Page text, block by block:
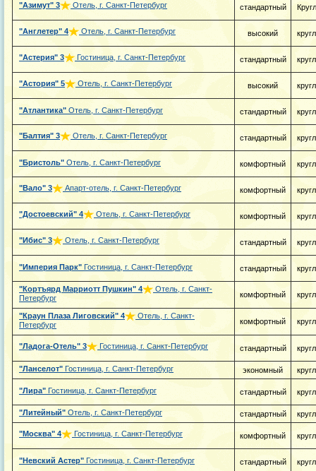
"Азимут" 3 Отель, г. Санкт-Петербург стандартный
"Англетер" 4 Отель, г. Санкт-Петербург высокий
"Астерия" 3 Гостиница, г. Санкт-Петербург стандартный
"Астория" 5 Отель, г. Санкт-Петербург высокий
"Атлантика" Отель, г. Санкт-Петербург стандартный
"Балтия" 3 Отель, г. Санкт-Петербург стандартный
"Бристоль" Отель, г. Санкт-Петербург комфортный
"Вало" 3 Апарт-отель, г. Санкт-Петербург комфортный
"Достоевский" 4 Отель, г. Санкт-Петербург комфортный
"Ибис" 3 Отель, г. Санкт-Петербург стандартный
"Империя Парк" Гостиница, г. Санкт-Петербург стандартный
"Кортъярд Марриотт Пушкин" 4
Отель, г. Санкт-
Петербург
комфортный
"Краун Плаза Лиговский" 4
Отель, г. Санкт-
Петербург
комфортный
"Ладога-Отель" 3 Гостиница, г. Санкт-Петербург стандартный
"Ланселот" Гостиница, г. Санкт-Петербург экономный
"Лира" Гостиница, г. Санкт-Петербург стандартный
"Литейный" Отель, г. Санкт-Петербург стандартный
"Москва" 4 Гостиница, г. Санкт-Петербург комфортный
"Невский Астер" Гостиница, г. Санкт-Петербург стандартный